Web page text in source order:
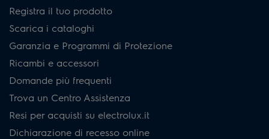
Registra il tuo prodotto
Scarica i cataloghi
Garanzia e Programmi di Protezione
Ricambi e accessori
Domande più frequenti
Trova un Centro Assistenza
Resi per acquisti su electrolux.it
Dichiarazione di recesso online